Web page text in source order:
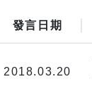
發言日期
2018.03.20